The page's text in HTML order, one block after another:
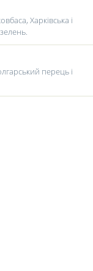
Харківська і
перець і